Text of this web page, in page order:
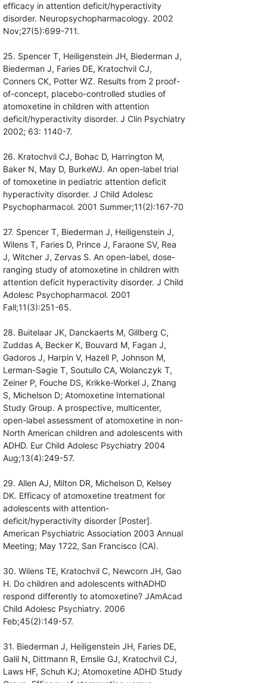
efficacy in attention deficit/hyperactivity
disorder. Neuropsychopharmacology. 2002
Nov;27(5):699-711.
25. Spencer T, Heiligenstein JH, Biederman J,
Biederman J, Faries DE, Kratochvil CJ,
Conners CK, Potter WZ. Results from 2 proof-
of-concept, placebo-controlled studies of
atomoxetine in children with attention
deficit/hyperactivity disorder. J Clin Psychiatry
2002; 63: 1140-7.
26. Kratochvil CJ, Bohac D, Harrington M,
Baker N, May D, BurkeWJ. An open-label trial
of tomoxetine in pediatric attention deficit
hyperactivity disorder. J Child Adolesc
Psychopharmacol. 2001 Summer;11(2):167-70
27. Spencer T, Biederman J, Heiligenstein J,
Wilens T, Faries D, Prince J, Faraone SV, Rea
J, Witcher J, Zervas S. An open-label, dose-
ranging study of atomoxetine in children with
attention deficit hyperactivity disorder. J Child
Adolesc Psychopharmacol. 2001
Fall;11(3):251-65.
28. Buitelaar JK, Danckaerts M, Gillberg C,
Zuddas A, Becker K, Bouvard M, Fagan J,
Gadoros J, Harpin V, Hazell P, Johnson M,
Lerman-Sagie T, Soutullo CA, Wolanczyk T,
Zeiner P, Fouche DS, Krikke-Workel J, Zhang
S, Michelson D; Atomoxetine International
Study Group. A prospective, multicenter,
open-label assessment of atomoxetine in non-
North American children and adolescents with
ADHD. Eur Child Adolesc Psychiatry 2004
Aug;13(4):249-57.
29. Allen AJ, Milton DR, Michelson D, Kelsey
DK. Efficacy of atomoxetine treatment for
adolescents with attention-
deficit/hyperactivity disorder [Poster].
American Psychiatric Association 2003 Annual
Meeting; May 1722, San Francisco (CA).
30. Wilens TE, Kratochvil C, Newcorn JH, Gao
H. Do children and adolescents withADHD
respond differently to atomoxetine? JAmAcad
Child Adolesc Psychiatry. 2006
Feb;45(2):149-57.
31. Biederman J, Heiligenstein JH, Faries DE,
Galil N, Dittmann R, Emslie GJ, Kratochvil CJ,
Laws HF, Schuh KJ; Atomoxetine ADHD Study